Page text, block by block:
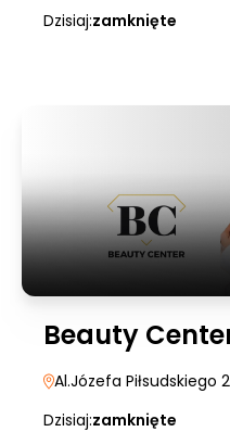
Dzisiaj:zamknięte
Beauty
Al.Józefa Piłsudskiego
Dzisiaj:zamknięte